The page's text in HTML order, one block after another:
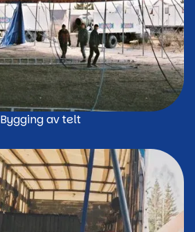
Bygging av telt